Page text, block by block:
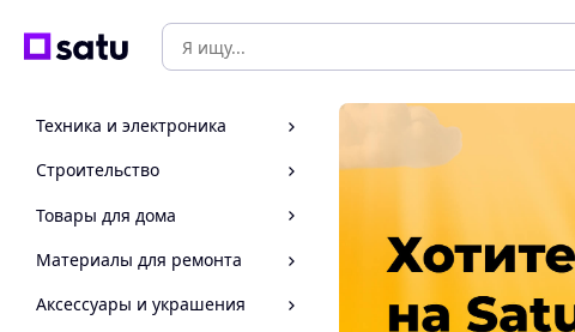
Техника и электроника
Строительство
Товары для дома
Материалы для ремонта
Аксессуары и украшения